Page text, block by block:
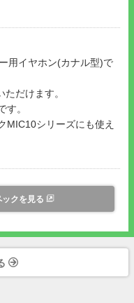
用イヤホン(カナル型)で
だけます。
す。
MIC10シリーズにも使え
クを見る